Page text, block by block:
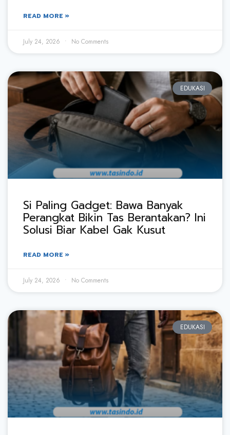
READ MORE »
July 24, 2026 No Comments
EDUKASI
Si Paling Gadget: Bawa Banyak
Perangkat Bikin Tas Berantakan? Ini
Solusi Biar Kabel Gak Kusut
READ MORE »
July 24, 2026 No Comments
EDUKASI